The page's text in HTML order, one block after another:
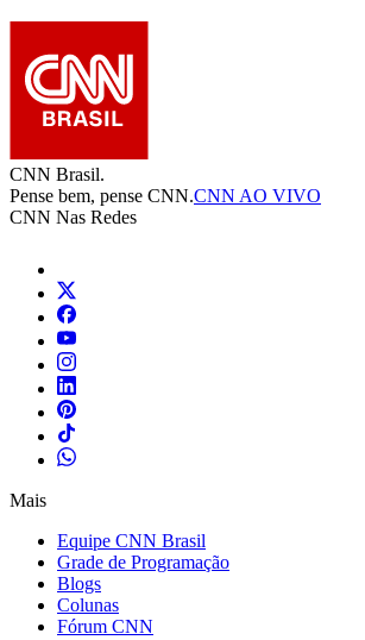
CNN Brasil.
Pense bem, pense CNN.CNN AO VIVO
CNN Nas Redes
Mais
Equipe CNN Brasil
Grade de Programação
Blogs
Colunas
Fórum CNN